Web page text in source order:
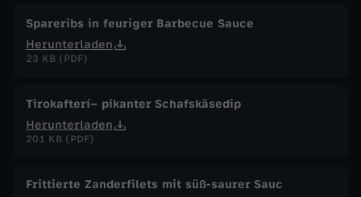
Spareribs in feuriger Barbecue Sauce
Herunterladen
23 KB (PDF)
Tirokafterí– pikanter Schafskäsedip
Herunterladen
201 KB (PDF)
Frittierte Zanderfilets mit süß-saurer Sauc